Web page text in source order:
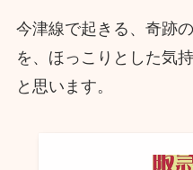
今津線で起きる、奇跡
を、ほっこりとした気
と思います。